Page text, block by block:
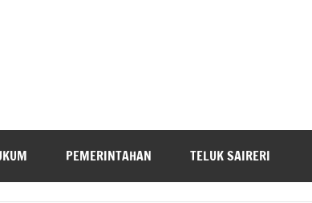
PEMERINTAHAN TELUK SAIRERI